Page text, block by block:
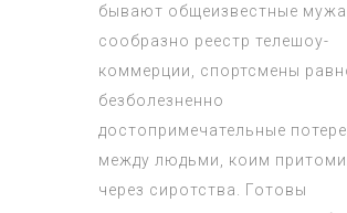
бывают общеизвестные мужа
сообразно реестр телешоу-
коммерции, спортсмены
безболезненно
достопримечательные
между людьми, коим
через сиротства. Готовы